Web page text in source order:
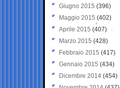
Giugno 2015 (396)
Maggio 2015 (402)
Aprile 2015 (407)
Marzo 2015 (428)
Febbraio 2015 (417)
Gennaio 2015 (434)
Dicembre 2014 (454)